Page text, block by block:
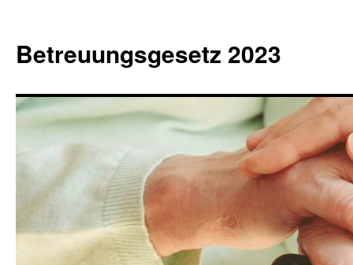
Betreuungsgesetz 2023